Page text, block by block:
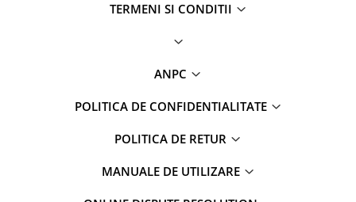
TERMENI SI CONDITII
ANPC
POLITICA DE CONFIDENTIALITATE
POLITICA DE RETUR
MANUALE DE UTILIZARE